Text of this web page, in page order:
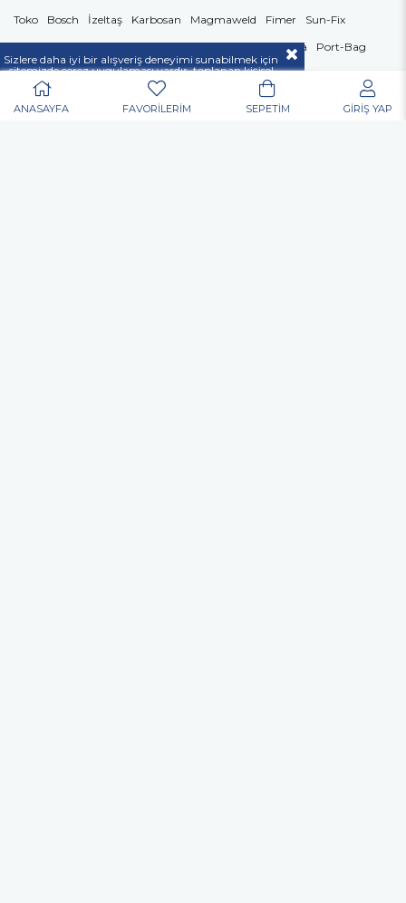
ANASAYFA FAVORİLERİM SEPETİM GİRİŞ YAP
Toko Bosch İzeltaş Karbosan Magmaweld Fimer
Sun-Fix
Osaka
Nurgaz Max-Extra Roney Wert Troy Retta
Port-Bag
Tork
Makita Gezer Mano Autokit Bahco Einhell
Knipex
Catpower Çekomastik
Sizlere daha iyi bir alışveriş deneyimi sunabilmek için
sitemizde çerez uygulaması vardır, toplanan kişisel
verileriniz
KVKK & GİZLİLİK VE GÜVENLİK
açıklamamızda belirtilen amaçlar ve yöntemlerle
mevzuatına uygun olarak kullanılacaktır.